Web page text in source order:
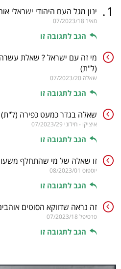
1
. ינון מגל העם היהודי ישראלי
מאיר 07/2023/18
הגב לתגובה זו
מי זה עם ישראל ? שאלת עשרה
(ל"ת)
שאלה 07/2023/20
הגב לתגובה זו
שאלה בגדר כמעט כפירה (ל"ת)
איציקו - חילוני 07/2023/29
הגב לתגובה זו
זו שאלה של מי שהתחלף
יוספוס 08/2023/01
הגב לתגובה זו
זה נראה שדווקא הסוטים
פרסיפל 07/2023/18
הגב לתגובה זו